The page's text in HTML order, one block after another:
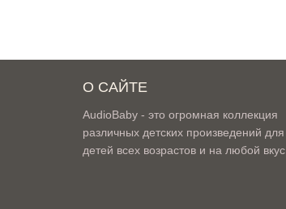
О САЙТЕ
AudioBaby - это огромная коллекция
различных детских произведений для
детей всех возрастов и на любой вкус